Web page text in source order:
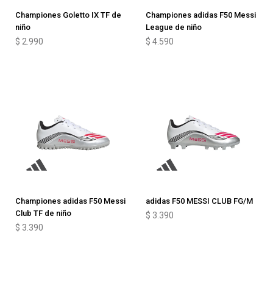
Championes Goletto IX TF de
niño
$ 2.990
Championes adidas F50 Messi
League de niño
$ 4.590
Championes adidas F50 Messi
Club TF de niño
$ 3.390
adidas F50 MESSI CLUB FG/M
$ 3.390